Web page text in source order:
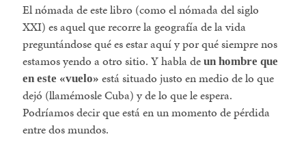
El nómada de este libro (como el nómada del siglo
XXI) es aquel que recorre la geografía de la vida
preguntándose qué es estar aquí y por qué siempre nos
estamos yendo a otro sitio. Y habla deun hombre que
en este «vuelo» está situado justo en medio de lo que
dejó (llamémosle Cuba) y de lo que le espera.
Podríamos decir que está en un momento de pérdida
entre dos mundos.